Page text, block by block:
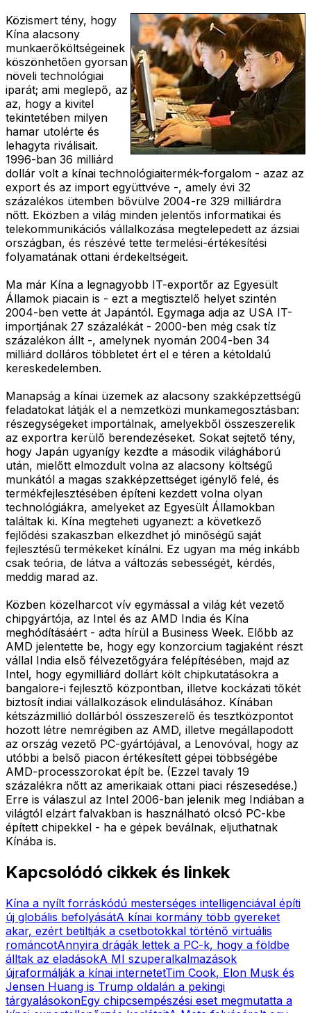
Közismert tény, hogy
Kína alacsony
munkaerőköltségeinek
köszönhetően gyorsan
növeli technológiai
iparát; ami meglepő, az
az, hogy a kivitel
tekintetében milyen
hamar utolérte és
lehagyta riválisait.
1996-ban 36 milliárd
dollár volt a kínai technológiaitermék-forgalom - azaz az
export és az import együttvéve -, amely évi 32
százalékos ütemben bővülve 2004-re 329 milliárdra
nőtt. Eközben a világ minden jelentős informatikai és
telekommunikációs vállalkozása megtelepedett az ázsiai
országban, és részévé tette termelési-értékesítési
folyamatának ottani érdekeltségeit.
Ma már Kína a legnagyobb IT-exportőr az Egyesült
Államok piacain is - ezt a megtisztelő helyet szintén
2004-ben vette át Japántól. Egymaga adja az USA IT-
importjának 27 százalékát - 2000-ben még csak tíz
százalékon állt -, amelynek nyomán 2004-ben 34
milliárd dolláros többletet ért el e téren a kétoldalú
kereskedelemben.
Manapság a kínai üzemek az alacsony szakképzettségű
feladatokat látják el a nemzetközi munkamegosztásban:
részegységeket importálnak, amelyekből összeszerelik
az exportra kerülő berendezéseket. Sokat sejtető tény,
hogy Japán ugyanígy kezdte a második világháború
után, mielőtt elmozdult volna az alacsony költségű
munkától a magas szakképzettséget igénylő felé, és
termékfejlesztésében építeni kezdett volna olyan
technológiákra, amelyeket az Egyesült Államokban
találtak ki. Kína megteheti ugyanezt: a következő
fejlődési szakaszban elkezdhet jó minőségű saját
fejlesztésű termékeket kínálni. Ez ugyan ma még inkább
csak teória, de látva a változás sebességét, kérdés,
meddig marad az.
Közben közelharcot vív egymással a világ két vezető
chipgyártója, az Intel és az AMD India és Kína
meghódításáért - adta hírül a Business Week. Előbb az
AMD jelentette be, hogy egy konzorcium tagjaként részt
vállal India első félvezetőgyára felépítésében, majd az
Intel, hogy egymilliárd dollárt költ chipkutatásokra a
bangalore-i fejlesztő központban, illetve kockázati tőkét
biztosít indiai vállalkozások elindulásához. Kínában
kétszázmillió dollárból összeszerelő és tesztközpontot
hozott létre nemrégiben az AMD, illetve megállapodott
az ország vezető PC-gyártójával, a Lenovóval, hogy az
utóbbi a belső piacon értékesített gépei többségébe
AMD-processzorokat épít be. (Ezzel tavaly 19
százalékra nőtt az amerikaiak ottani piaci részesedése.)
Erre is válaszul az Intel 2006-ban jelenik meg Indiában a
világtól elzárt falvakban is használható olcsó PC-kbe
épített chipekkel - ha e gépek beválnak, eljuthatnak
Kínába is.
Kapcsolódó cikkek és linkek
Kína a nyílt forráskódú mesterséges intelligenciával építi
új globális befolyásátA kínai kormány több gyereket
akar, ezért betiltják a csetbotokkal történő virtuális
románcotAnnyira drágák lettek a PC-k, hogy a földbe
álltak az eladásokA MI szuperalkalmazások
újraformálják a kínai internetetTim Cook, Elon Musk és
Jensen Huang is Trump oldalán a pekingi
tárgyalásokonEgy chipcsempészési eset megmutatta a